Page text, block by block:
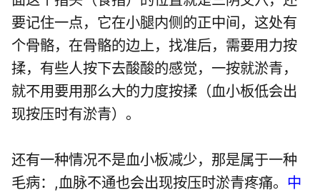
要记住一点，它在小腿内侧的正中间，这处有
个骨骼，在骨骼的边上，找准后，需要用力按
揉，有些人按下去酸酸的感觉，一按就淤青，
就不用要用那么大的力度按揉（血小板低会出
现按压时有淤青）。
还有一种情况不是血小板减少，那是属于一种
毛病：,血脉不通也会出现按压时淤青疼痛。 中